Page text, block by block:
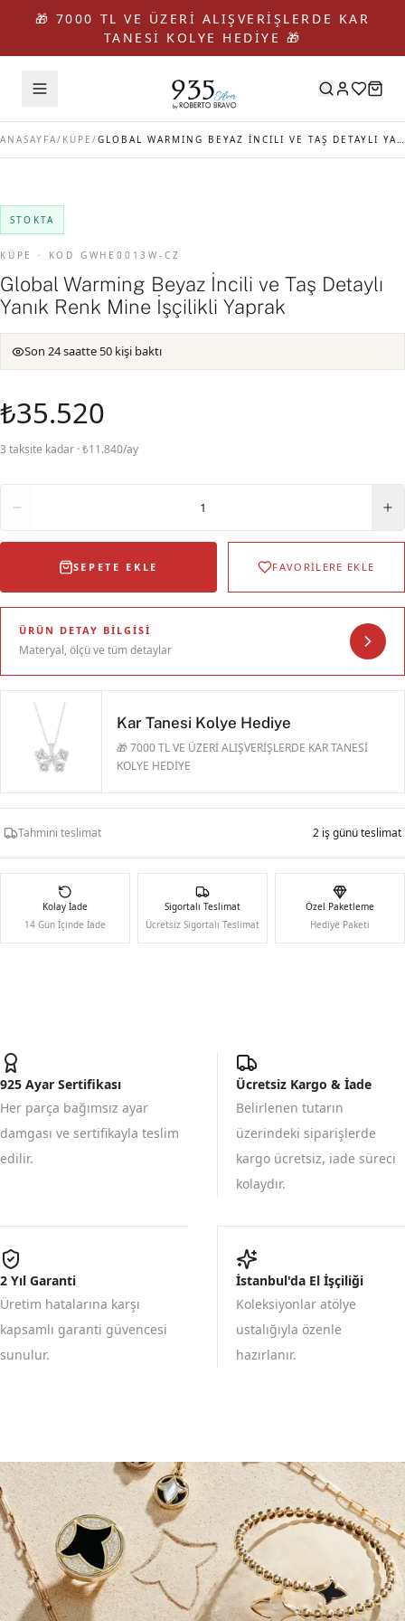
🎁 7000 TL VE ÜZERİ ALIŞVERİŞLERDE KAR
TANESİ KOLYE HEDİYE 🎁
ANASAYFA/ KÜPE / GLOBAL WARMING BEYAZ İNCILI VE TAŞ DETAYLI YANIK RENK MINE İŞÇILIKLI YAPRAK
STOKTA
KÜPE · KOD GWHE0013W-CZ
Global Warming Beyaz İncili ve Taş Detaylı
Yanık Renk Mine İşçilikli Yaprak
Son 24 saatte 50 kişi baktı
₺35.520
3 taksite kadar · ₺11.840/ay
1
SEPETE EKLE FAVORİLERE EKLE
ÜRÜN DETAY BILGISI
Materyal, ölçü ve tüm detaylar
Kar Tanesi Kolye Hediye
🎁 7000 TL VE ÜZERİ ALIŞVERİŞLERDE KAR TANESİ
KOLYE HEDİYE
Tahmini teslimat 2 iş günü teslimat
Kolay İade
14 Gün İçinde İade
Sigortalı Teslimat
Ücretsiz Sigortalı Teslimat
Özel Paketleme
Hediye Paketi
925 Ayar Sertifikası
Her parça bağımsız ayar
damgası ve sertifikayla teslim
edilir.
Ücretsiz Kargo & İade
Belirlenen tutarın
üzerindeki siparişlerde
kargo ücretsiz, iade süreci
kolaydır.
2 Yıl Garanti
Üretim hatalarına karşı
kapsamlı garanti güvencesi
sunulur.
İstanbul'da El İşçiliği
Koleksiyonlar atölye
ustalığıyla özenle
hazırlanır.